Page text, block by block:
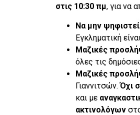
στις 10:30 πμ, για να
Να μην ψηφιστεί
Εγκληματική
Μαζικές
όλες τις
Μαζικές
Γιαννιτσών.Όχι
και με
ακτινολόγων